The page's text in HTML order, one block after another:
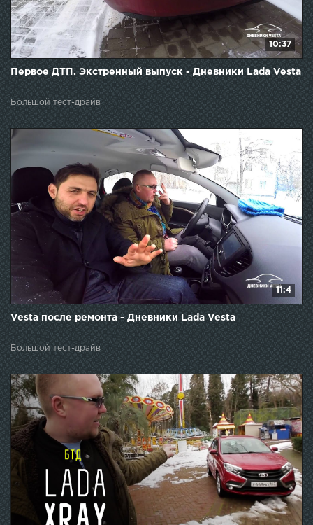
10:37
Первое ДТП. Экстренный выпуск - Дневники Lada Vesta
Большой тест-драйв
11:4
Vesta после ремонта - Дневники Lada Vesta
Большой тест-драйв